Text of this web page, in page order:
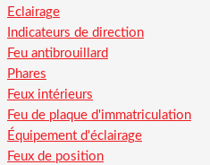
Eclairage
Indicateurs de direction
Feu antibrouillard
Phares
Feux intérieurs
Feu de plaque d'immatriculation
Équipement d'éclairage
Feux de position